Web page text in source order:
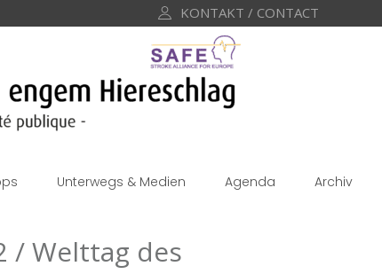
KONTAKT / CONTACT
Unterwegs & Medien Agenda Archiv
/ Welttag des